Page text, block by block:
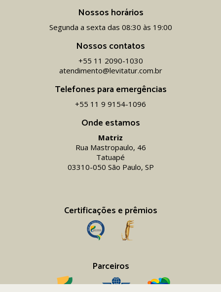
Onde estamos
Matriz
Rua Mastropaulo, 46
Tatuapé
03310-050 São Paulo, SP
Certificações e prêmios
Parceiros
Nossos horários
Segunda a sexta das 08:30 às 19:00
Nossos contatos
+55 11 2090-1030
atendimento@levitatur.com.br
Telefones para emergências
+55 11 9 9154-1096‬